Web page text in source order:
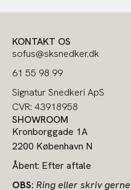
KONTAKT OS
sofus@sksnedker.dk
61 55 98 99
Signatur Snedkeri ApS
CVR: 43918958
SHOWROOM
Kronborggade 1A
2200 København N
Åbent: Efter aftale
OBS: Ring eller skriv